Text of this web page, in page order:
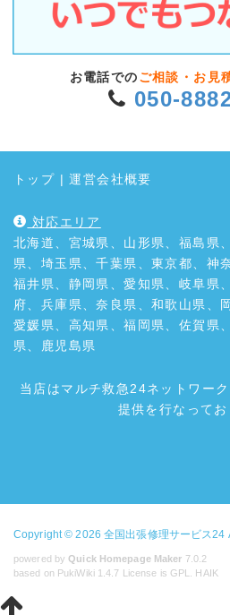
お電話での ご相談・お見
050-
トップ |運営会社概要
対応エリア
北海道、宮城県、山形県、福島県
県、埼玉県、千葉県、東京都、神
福井県、静岡県、愛知県、岐阜県
府、兵庫県、奈良県、和歌山県、
愛媛県、高知県、福岡県、佐賀県
県、鹿児島県
当店はマルチ救急24ネットワー
提供を行なってお
Copyright © 2026全国出張修理サービス24
powered byQuick Homepage Maker 7.0.2
based on PukiWiki 1.4.7 License is GPL. HAIK